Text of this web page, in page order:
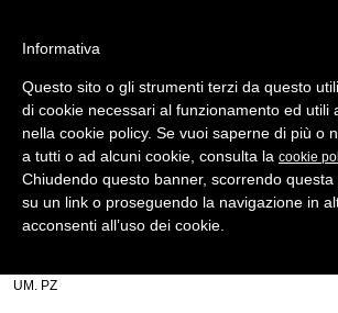
Indietro
INSERTO X TESTA ELETTRONICA > MARCHE
inserto chiave ne75mh per testa elettronica mh
UM. PZ
Informativa
Questo sito o gli strumenti terzi da questo
di cookie necessari al funzionamento ed utili
nella cookie policy. Se vuoi saperne di più o
a tutti o ad alcuni cookie, consulta la cookie
Chiudendo questo banner, scorrendo
su un link o proseguendo la navigazione in
acconsenti all’uso dei cookie.